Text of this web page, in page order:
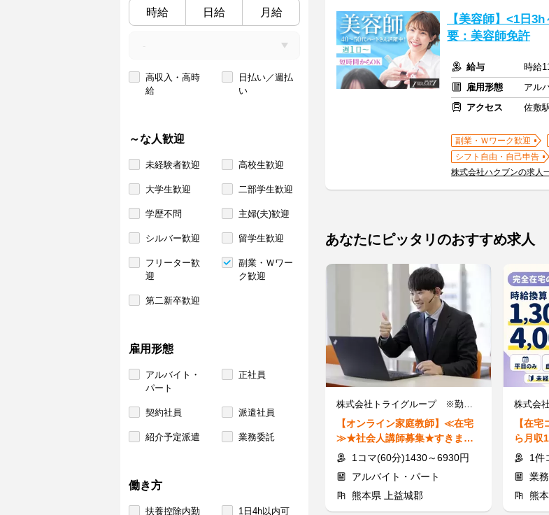
時給 日給 月給
高収入・高時
給
日払い／週払
い
～な人歓迎
未経験者歓迎 高校生歓迎
大学生歓迎 二部学生歓迎
学歴不問 主婦(夫)歓迎
シルバー歓迎 留学生歓迎
フリーター歓
迎
副業・Ｗワー
ク歓迎
第二新卒歓迎
雇用形態
アルバイト・
パート
正社員
契約社員 派遣社員
紹介予定派遣 業務委託
働き方
扶養控除内勤
1日4h以内可
【美容師】<1日
要：美容師免許
給与
時給
雇用形態
アル
アクセス
佐敷
副業・Ｗワーク歓迎
シフト自由・自己申告
株式会社ハクブンの求人
あなたにピッタリのおすすめ求人
株式会社トライグループ ※勤務地：熊本県上益城郡
【オンライン家庭教師】≪在宅
≫★社会人講師募集★すきま時
間に60分から指導可能◎
1コマ(60分)1430～6930円
アルバイト・パート
熊本県 上益城郡
株式会
【在
ら月収
給換算
1件コー
業
熊